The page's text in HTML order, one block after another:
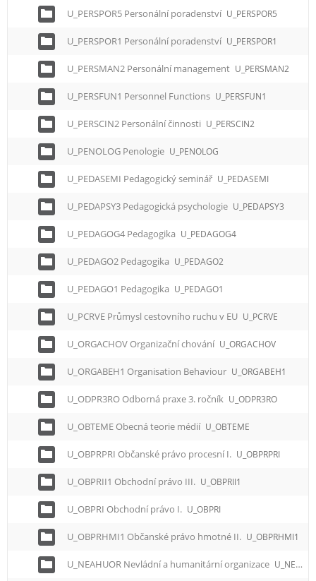
U_PERSPOR5 Personální poradenství U_PERSPOR5
U_PERSPOR1 Personální poradenství U_PERSPOR1
U_PERSMAN2 Personální management U_PERSMAN2
U_PERSFUN1 Personnel Functions U_PERSFUN1
U_PERSCIN2 Personální činnosti U_PERSCIN2
U_PENOLOG Penologie U_PENOLOG
U_PEDASEMI Pedagogický seminář U_PEDASEMI
U_PEDAPSY3 Pedagogická psychologie U_PEDAPSY3
U_PEDAGOG4 Pedagogika U_PEDAGOG4
U_PEDAGO2 Pedagogika U_PEDAGO2
U_PEDAGO1 Pedagogika U_PEDAGO1
U_PCRVE Průmysl cestovního ruchu v EU U_PCRVE
U_ORGACHOV Organizační chování U_ORGACHOV
U_ORGABEH1 Organisation Behaviour U_ORGABEH1
U_ODPR3RO Odborná praxe 3. ročník U_ODPR3RO
U_OBTEME Obecná teorie médií U_OBTEME
U_OBPRPRI Občanské právo procesní I. U_OBPRPRI
U_OBPRII1 Obchodní právo III. U_OBPRII1
U_OBPRI Obchodní právo I. U_OBPRI
U_OBPRHMI1 Občanské právo hmotné II. U_OBPRHMI1
U_NEAHUOR Nevládní a humanitární organizace U_NEAHUOR